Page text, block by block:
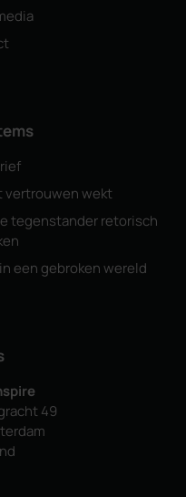
vertrouwen wekt
tegenstander retorisch
een gebroken wereld
49